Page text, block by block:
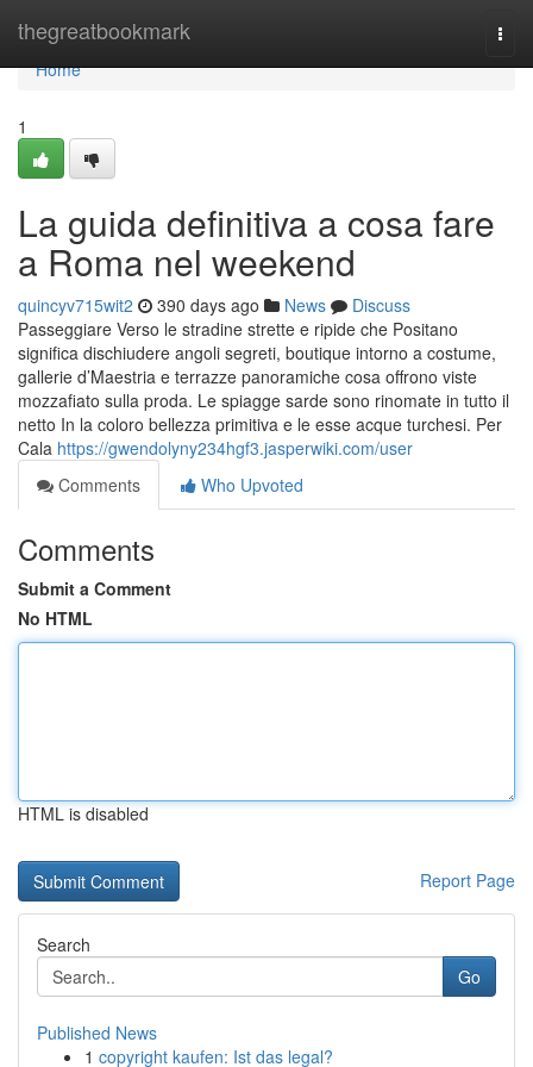
thegreatbookmark
Home
Home
1
La guida definitiva a cosa fare
a Roma nel weekend
quincyv715wit2 390 days ago News
Discuss
Passeggiare Verso le stradine strette e ripide che Positano
significa dischiudere angoli segreti, boutique intorno a costume,
gallerie d’Maestria e terrazze panoramiche cosa offrono viste
mozzafiato sulla proda. Le spiagge sarde sono rinomate in tutto il
netto In la coloro bellezza primitiva e le esse acque turchesi. Per
Cala https://gwendolyny234hgf3.jasperwiki.com/user
Comments
Who Upvoted
Comments
Submit a Comment
No HTML
HTML is disabled
Report Page
Search
Go
Published News
1 copyright kaufen: Ist das legal?